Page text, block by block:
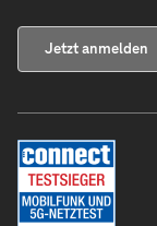
Jetzt anmelden